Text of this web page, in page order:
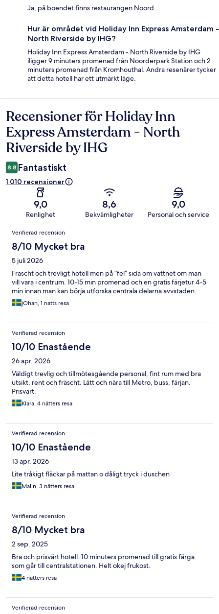
Ja, på boendet finns restaurangen Noord.
Hur är området vid Holiday Inn Express Amsterdam -
North Riverside by IHG?
Holiday Inn Express Amsterdam - North Riverside by IHG
iligger 9 minuters promenad från Noorderpark Station och 2
minuters promenad från Kromhouthal. Andra resenärer tycker
att detta hotell har ett utmärkt läge.
Recensioner
Recensioner för Holiday Inn
Express Amsterdam - North
Riverside by IHG
8,8 Fantastiskt
1 010 recensioner
9,0
Renlighet
8,6
Bekvämligheter
9,0
Personal och service
Recensioner
Verifierad recension
8/10 Mycket bra
5 juli 2026
Fräscht och trevligt hotell men på ”fel” sida om vattnet om man
vill vara i centrum. 10-15 min promenad och en gratis färjetur 4-5
min innan man kan börja utforska centrala delarna avvstaden.
jOhan, 1 natts resa
Verifierad recension
10/10 Enastående
26 apr. 2026
Väldigt trevlig och tillmötesgående personal, fint rum med bra
utsikt, rent och fräscht. Lätt och nära till Metro, buss, färjan.
Prisvärt.
Klara, 4 nätters resa
Verifierad recension
10/10 Enastående
13 apr. 2026
Lite tråkigt fläckar på mattan o dåligt tryck i duschen
Malin, 3 nätters resa
Verifierad recension
8/10 Mycket bra
2 sep. 2025
Bra och prisvärt hotell. 10 minuters promenad till gratis färga
som går till centralstationen. Helt okej frukost.
4 nätters resa
Verifierad recension